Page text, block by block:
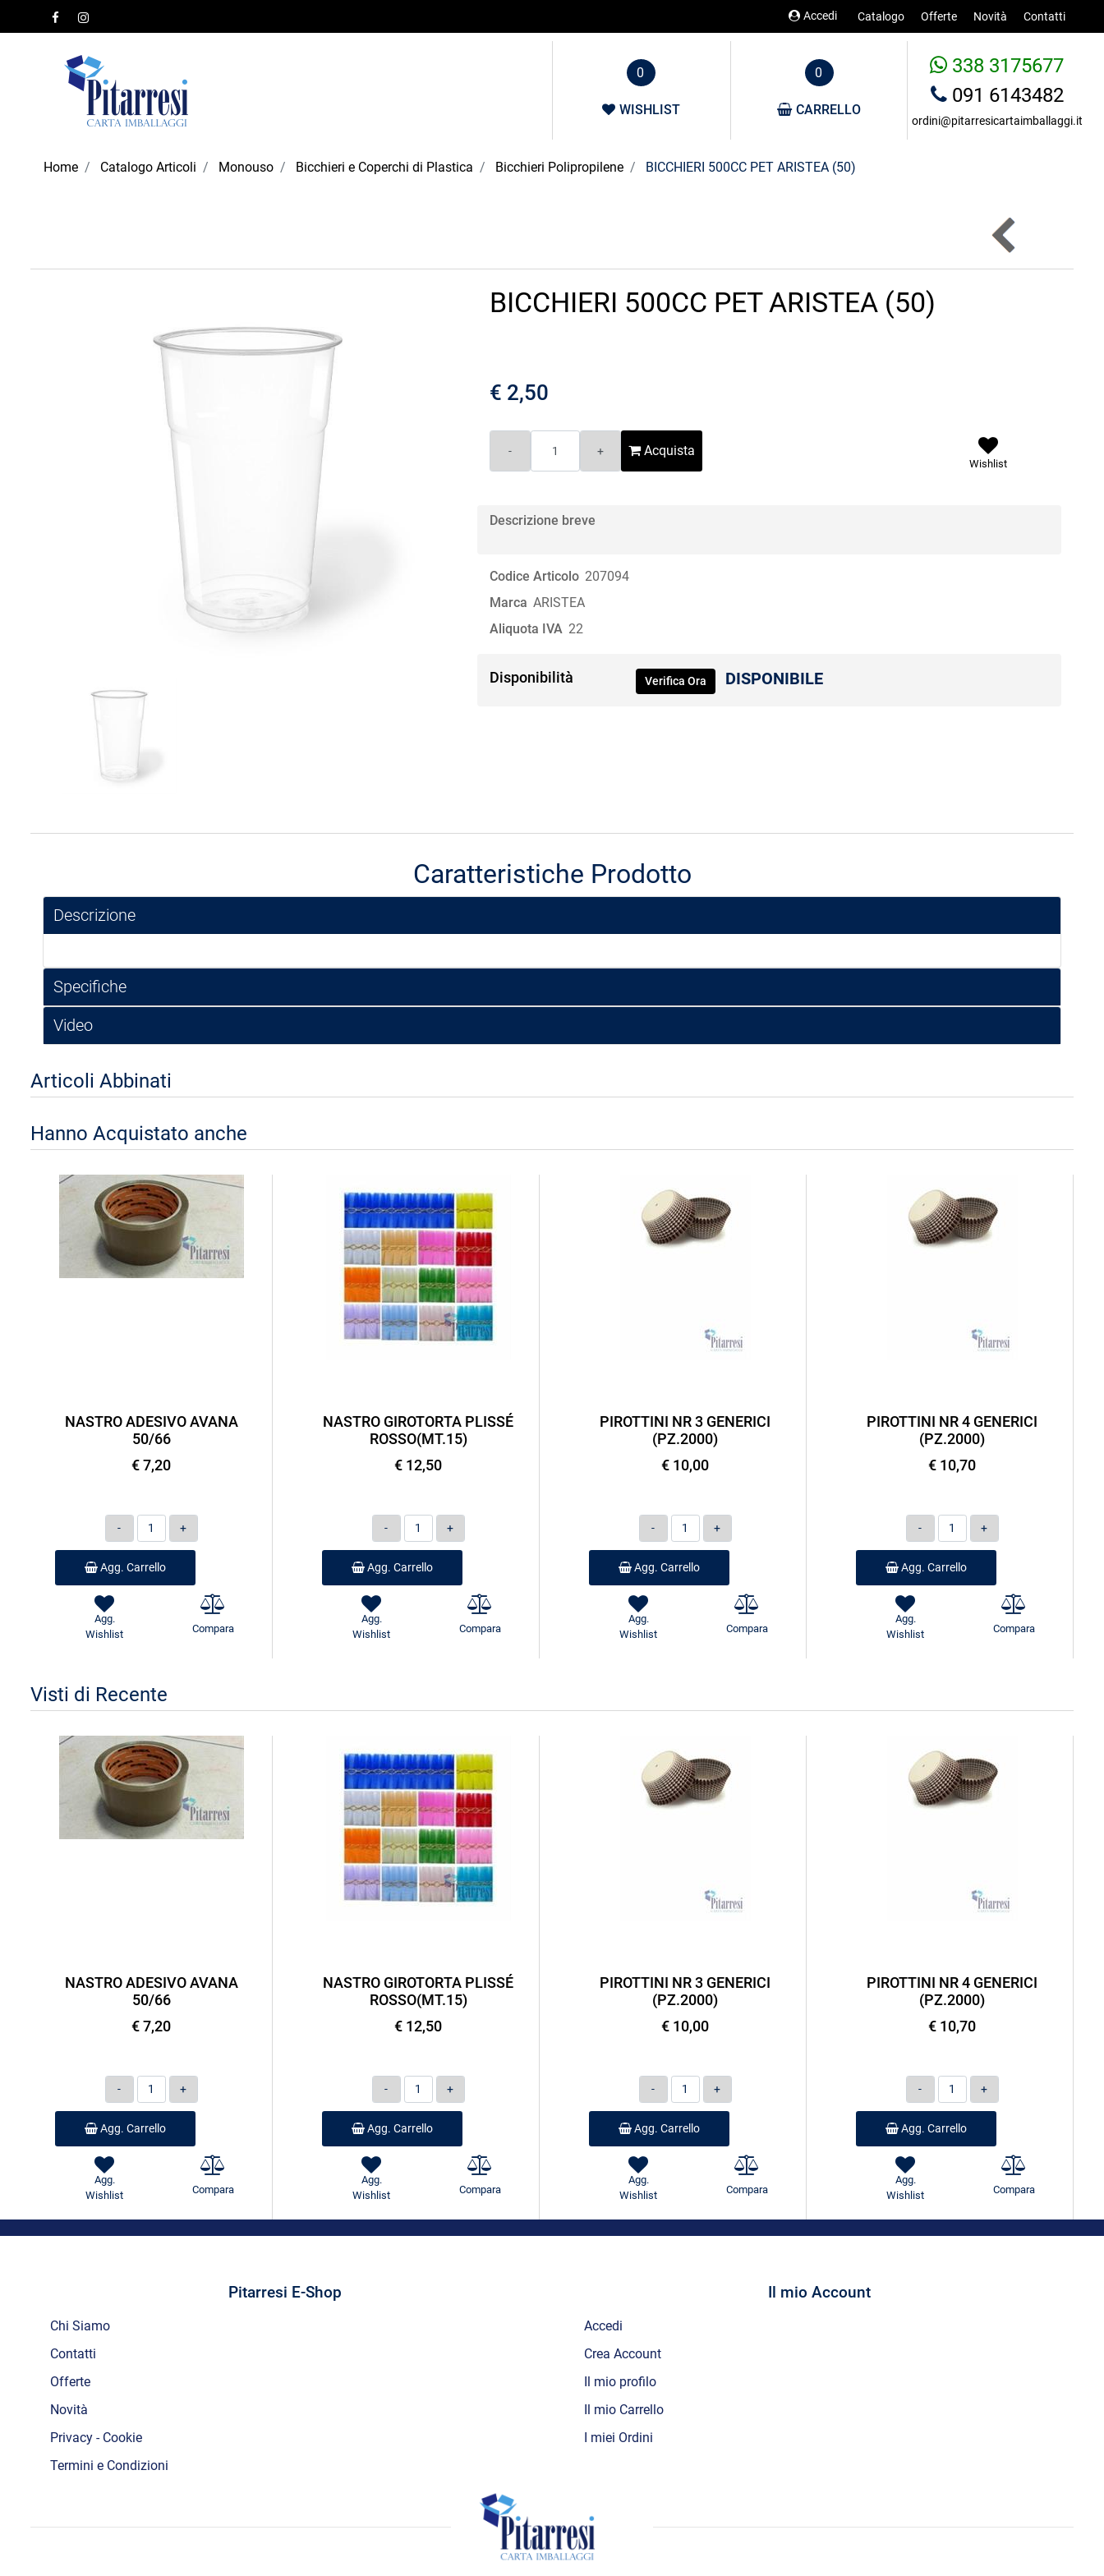
Accedi Catalogo Offerte Novità Contatti
0
WISHLIST
0
CARRELLO
338 3175677
091 6143482
ordini@pitarresicartaimballaggi.it
Home Catalogo Articoli Monouso Bicchieri e Coperchi di Plastica Bicchieri Polipropilene BICCHIERI 500CC PET ARISTEA (50)
BICCHIERI 500CC PET ARISTEA (50)
€ 2,50
Acquista
Wishlist
Descrizione breve
Codice Articolo 207094
Marca ARISTEA
Aliquota IVA 22
Disponibilità Verifica Ora DISPONIBILE
Caratteristiche Prodotto
Descrizione
Specifiche
Video
Articoli Abbinati
Hanno Acquistato anche
NASTRO ADESIVO AVANA
50/66
€ 7,20
Quantità
Agg. Carrello
Agg.
Wishlist
Compara
NASTRO GIROTORTA PLISSÉ
ROSSO(MT.15)
€ 12,50
Quantità
Agg. Carrello
Agg.
Wishlist
Compara
PIROTTINI NR 3 GENERICI
(PZ.2000)
€ 10,00
Quantità
Agg. Carrello
Agg.
Wishlist
Compara
PIROTTINI NR 4 GENERICI
(PZ.2000)
€ 10,70
Quantità
Agg. Carrello
Agg.
Wishlist
Compara
Visti di Recente
NASTRO ADESIVO AVANA
50/66
€ 7,20
Quantità
Agg. Carrello
Agg.
Wishlist
Compara
NASTRO GIROTORTA PLISSÉ
ROSSO(MT.15)
€ 12,50
Quantità
Agg. Carrello
Agg.
Wishlist
Compara
PIROTTINI NR 3 GENERICI
(PZ.2000)
€ 10,00
Quantità
Agg. Carrello
Agg.
Wishlist
Compara
PIROTTINI NR 4 GENERICI
(PZ.2000)
€ 10,70
Quantità
Agg. Carrello
Agg.
Wishlist
Compara
Pitarresi E-Shop
Chi Siamo
Contatti
Offerte
Novità
Privacy - Cookie
Termini e Condizioni
Il mio Account
Accedi
Crea Account
Il mio profilo
Il mio Carrello
I miei Ordini